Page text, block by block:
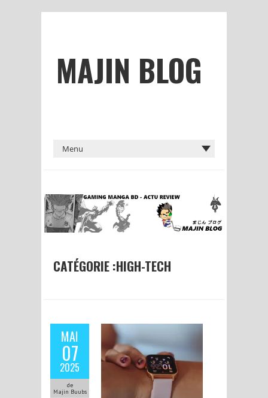
MAJIN BLOG
CATÉGORIE :HIGH-TECH
MAI
07
2025
de
Majin Buubs